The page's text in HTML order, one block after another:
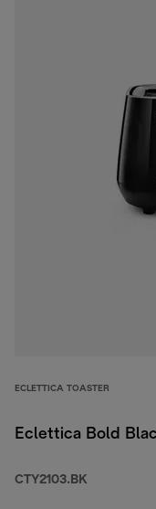
ECLETTICA TOASTER
Eclettica Bold
CTY2103.BK